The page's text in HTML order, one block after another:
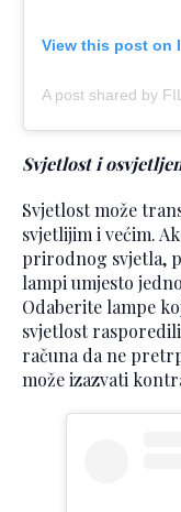
View this post on
A post shared by
Svjetlost i
Svjetlost može
svjetlijim i većim.
prirodnog svjetla,
lampi umjesto
Odaberite lampe
svjetlost
računa da ne
može izazvati